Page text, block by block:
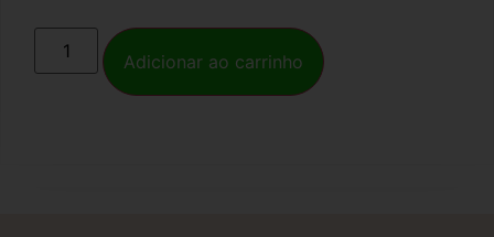
Adicionar ao carrinho